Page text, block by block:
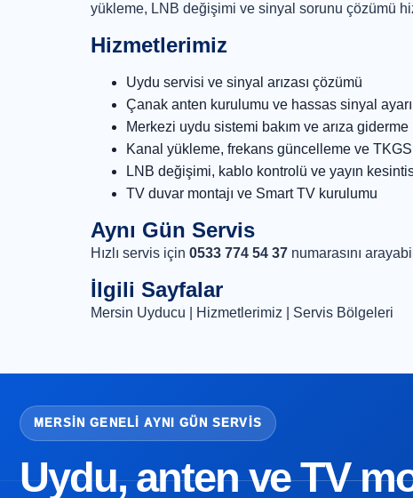
yükleme, LNB değişimi ve sinyal sorunu çözümü
Hizmetlerimiz
Uydu servisi ve sinyal arızası çözümü
Çanak anten kurulumu ve hassas sinyal ayarı
Merkezi uydu sistemi bakım ve arıza giderme
Kanal yükleme, frekans güncelleme ve TKGS
LNB değişimi, kablo kontrolü ve yayın
TV duvar montajı ve Smart TV kurulumu
Aynı Gün Servis
Hızlı servis için 0533 774 54 37 numarasını
İlgili Sayfalar
Mersin Uyducu Hizmetlerimiz Servis Bölgeleri
MERSIN GENELI AYNI GÜN SERVIS
Uydu, anten ve TV